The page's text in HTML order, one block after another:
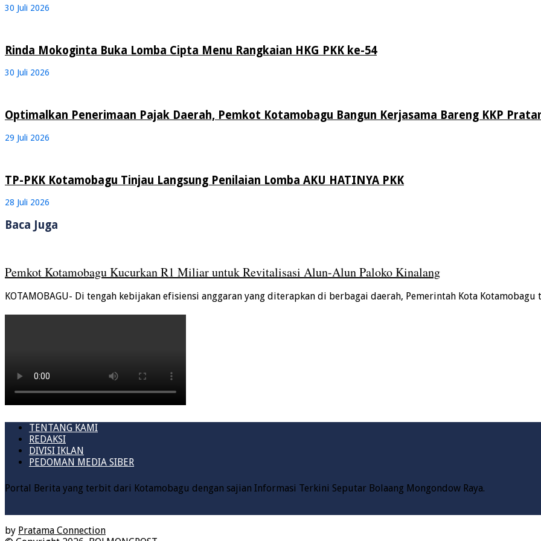
30 Juli 2026
Rinda Mokoginta Buka Lomba Cipta Menu Rangkaian HKG PKK ke-54
30 Juli 2026
Optimalkan Penerimaan Pajak Daerah, Pemkot Kotamobagu Bangun Kerjasama Bareng KKP
29 Juli 2026
TP-PKK Kotamobagu Tinjau Langsung Penilaian Lomba AKU HATINYA PKK
28 Juli 2026
Baca Juga
Pemkot Kotamobagu Kucurkan R1 Miliar untuk Revitalisasi Alun-Alun Paloko Kinalang
KOTAMOBAGU- Di tengah kebijakan efisiensi anggaran yang diterapkan di berbagai daerah, Pemerintah Kota
TENTANG KAMI
REDAKSI
DIVISI IKLAN
PEDOMAN MEDIA SIBER
Portal Berita yang terbit dari Kotamobagu dengan sajian Informasi Terkini Seputar Bolaang Mongondow Raya.
by Pratama Connection